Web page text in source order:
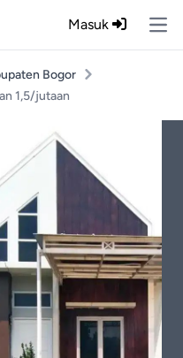
Masuk
Bogor
1,5/jutaan